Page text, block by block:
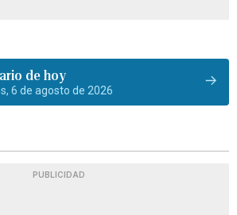
de hoy
6 de agosto de 2026
PUBLICIDAD